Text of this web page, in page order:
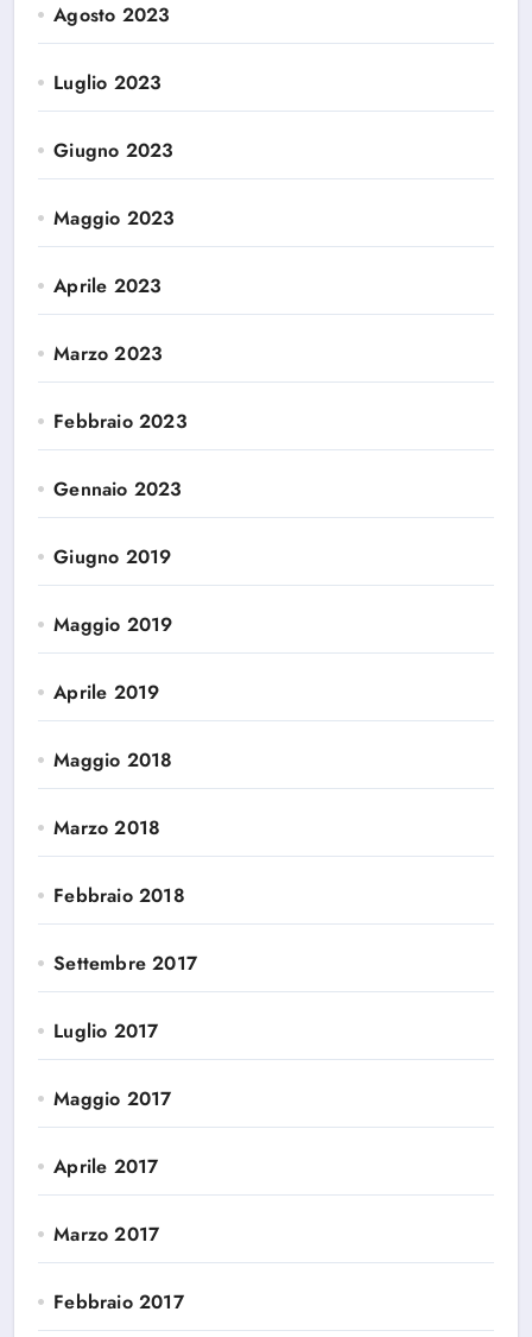
Agosto 2023
Luglio 2023
Giugno 2023
Maggio 2023
Aprile 2023
Marzo 2023
Febbraio 2023
Gennaio 2023
Giugno 2019
Maggio 2019
Aprile 2019
Maggio 2018
Marzo 2018
Febbraio 2018
Settembre 2017
Luglio 2017
Maggio 2017
Aprile 2017
Marzo 2017
Febbraio 2017